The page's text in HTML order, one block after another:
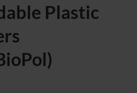
Plastic